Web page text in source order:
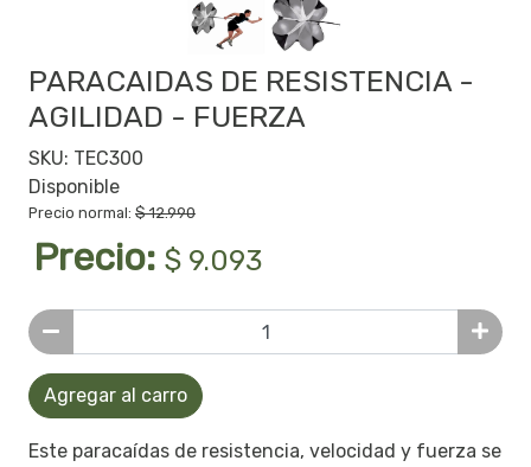
PARACAIDAS DE RESISTENCIA -
AGILIDAD - FUERZA
SKU: TEC300
Disponible
Precio normal: $ 12.990
Precio: $ 9.093
Agregar al carro
Este paracaídas de resistencia, velocidad y fuerza se